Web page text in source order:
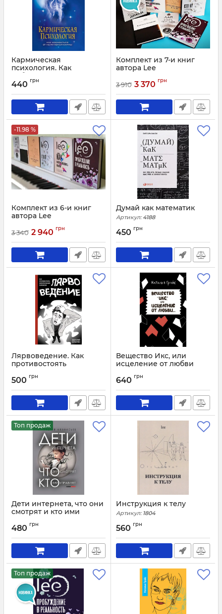
Кармическая
психология. Как
избавиться от
негативной кармы
Артикул: 4221
440 грн
Комплект из 7-и книг
автора Lee
3 910 3 370 грн
-11.98 %
Комплект из 6-и книг
автора Lee
3 340 2 940 грн
Думай как математик
Артикул: 4188
450 грн
Лярвоведение. Как
противостоять
паразитам
Артикул: 3233
500 грн
Вещество Икс, или
исцеление от любви
640 грн
Топ продаж
Дети интернета, что они
смотрят и кто ими
Артикул:
480 грн
Инструкция к телу
Артикул: 1804
560 грн
Топ продаж